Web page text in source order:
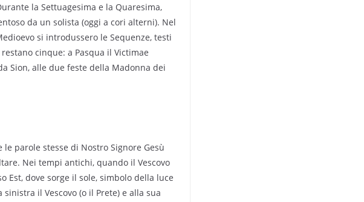
la Settuagesima e la Quaresima,
da un solista (oggi a cori alterni). Nel
si introdussero le Sequenze, testi
cinque: a Pasqua il Victimae
Sion, alle due feste della Madonna dei
parole stesse di Nostro Signore Gesù
Nei tempi antichi, quando il Vescovo
Est, dove sorge il sole, simbolo della luce
il Vescovo (o il Prete) e alla sua